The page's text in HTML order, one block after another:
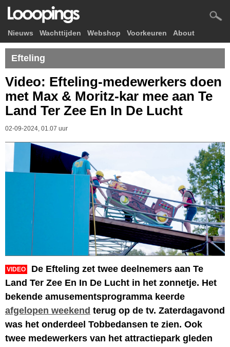
Nieuws Wachttijden Webshop Voorkeuren About
Efteling
Video: Efteling-medewerkers doen
met Max & Moritz-kar mee aan Te
Land Ter Zee En In De Lucht
02-09-2024, 01.07 uur
VIDEO
De Efteling zet twee deelnemers aan Te
Land Ter Zee En In De Lucht in het zonnetje. Het
bekende amusementsprogramma keerde
afgelopen weekend terug op de tv. Zaterdagavond
was het onderdeel Tobbedansen te zien. Ook
twee medewerkers van het attractiepark gleden